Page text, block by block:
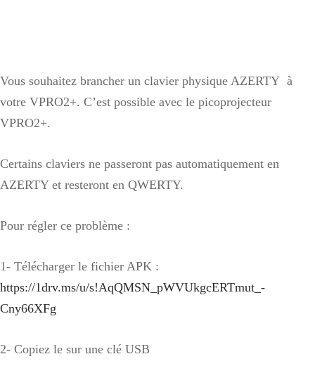
Vous souhaitez brancher un clavier physique AZERTY à
votre VPRO2+. C’est possible avec le picoprojecteur
VPRO2+.
Certains claviers ne passeront pas automatiquement en
AZERTY et resteront en QWERTY.
Pour régler ce problème :
1- Télécharger le fichier APK :
https://1drv.ms/u/s!AqQMSN_pWVUkgcERTmut_-
Cny66XFg
2- Copiez le sur une clé USB